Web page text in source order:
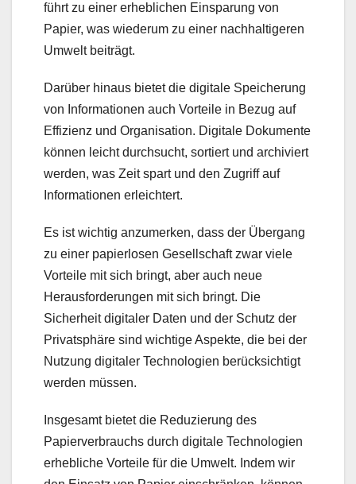
führt zu einer erheblichen Einsparung von
Papier, was wiederum zu einer nachhaltigeren
Umwelt beiträgt.
Darüber hinaus bietet die digitale Speicherung
von Informationen auch Vorteile in Bezug auf
Effizienz und Organisation. Digitale Dokumente
können leicht durchsucht, sortiert und archiviert
werden, was Zeit spart und den Zugriff auf
Informationen erleichtert.
Es ist wichtig anzumerken, dass der Übergang
zu einer papierlosen Gesellschaft zwar viele
Vorteile mit sich bringt, aber auch neue
Herausforderungen mit sich bringt. Die
Sicherheit digitaler Daten und der Schutz der
Privatsphäre sind wichtige Aspekte, die bei der
Nutzung digitaler Technologien berücksichtigt
werden müssen.
Insgesamt bietet die Reduzierung des
Papierverbrauchs durch digitale Technologien
erhebliche Vorteile für die Umwelt. Indem wir